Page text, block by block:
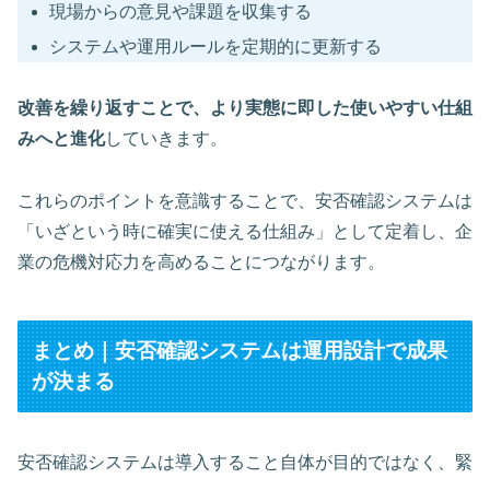
現場からの意見や課題を収集する
システムや運用ルールを定期的に更新する
改善を繰り返すことで、より実態に即した使いやすい仕組
みへと進化していきます。
これらのポイントを意識することで、安否確認システムは
「いざという時に確実に使える仕組み」として定着し、企
業の危機対応力を高めることにつながります。
まとめ｜安否確認システムは運用設計で成果
が決まる
安否確認システムは導入すること自体が目的ではなく、緊